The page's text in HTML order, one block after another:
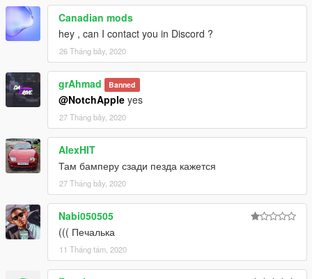
Canadian mods
hey , can I contact you in Discord ?
26 Tháng bảy, 2020
grAhmad Banned
@NotchApple yes
27 Tháng bảy, 2020
AlexHIT
Там бамперу сзади пезда кажется
27 Tháng bảy, 2020
Nabi050505
((( Печалька
11 Tháng tám, 2020